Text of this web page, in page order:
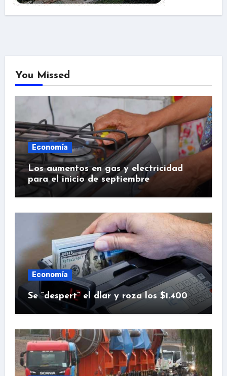
You Missed
Economía
Los aumentos en gas y electricidad
para el inicio de septiembre
Economía
Se “despert” el dlar y roza los $1.400